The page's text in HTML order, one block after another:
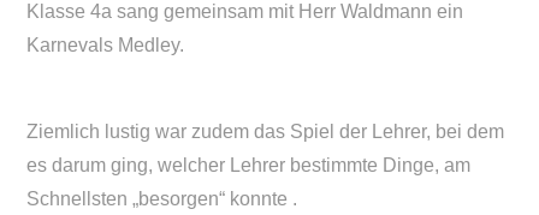
Klasse 4a sang gemeinsam mit Herr Waldmann ein
Karnevals Medley.
Ziemlich lustig war zudem das Spiel der Lehrer, bei dem
es darum ging, welcher Lehrer bestimmte Dinge, am
Schnellsten „besorgen“ konnte .